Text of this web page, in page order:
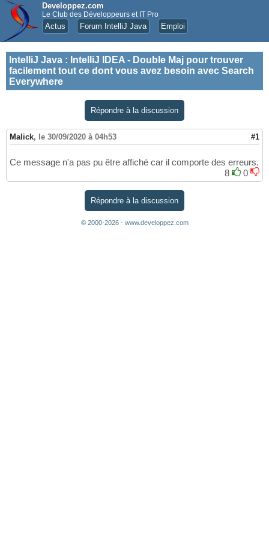
Developpez.com
Le Club des Développeurs et IT Pro
Actus Forum IntelliJ Java Emploi
IntelliJ Java : IntelliJ IDEA - Double Maj pour trouver
facilement tout ce dont vous avez besoin avec Search
Everywhere
Répondre à la discussion
Malick, le 30/09/2020 à 04h53 #1
Ce message n'a pas pu être affiché car il comporte des erreurs.
8
0
Répondre à la discussion
© 2000-2026 - www.developpez.com